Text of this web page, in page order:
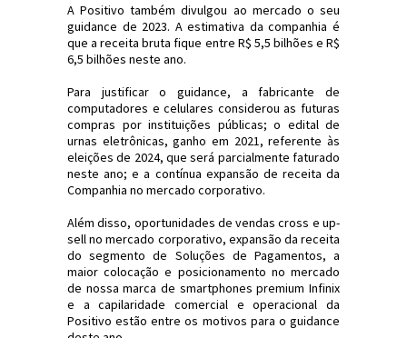
A Positivo também divulgou ao mercado o seu
guidance de 2023. A estimativa da companhia é
que a receita bruta fique entre R$ 5,5 bilhões e R$
6,5 bilhões neste ano.
Para justificar o guidance, a fabricante de
computadores e celulares considerou as futuras
compras por instituições públicas; o edital de
urnas eletrônicas, ganho em 2021, referente às
eleições de 2024, que será parcialmente faturado
neste ano; e a contínua expansão de receita da
Companhia no mercado corporativo.
Além disso, oportunidades de vendas cross e up-
sell no mercado corporativo, expansão da receita
do segmento de Soluções de Pagamentos, a
maior colocação e posicionamento no mercado
de nossa marca de smartphones premium Infinix
e a capilaridade comercial e operacional da
Positivo estão entre os motivos para o guidance